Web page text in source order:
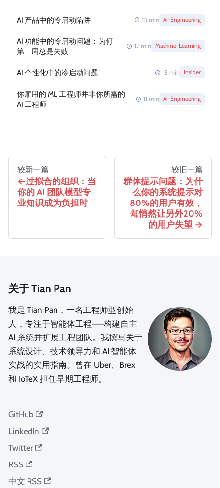
AI 产品中的冷启动陷阱 13 min Ai-Engineering
AI 功能中的冷启动问题：为何
第一周总是失败
12 min Machine-Learning
AI 个性化中的冷启动问题 13 min Insider
你雇用的 ML 工程师并非你所需的
AI 工程师
11 min Ai-Engineering
较新一篇
过拟合的组织：当
你的 AI 团队模型专
业知识成为负担时
较旧一篇
群体提示问题：为什
么你的系统提示对
80%的用户有效，
却悄然让另外20%
的用户失望
关于 Tian Pan
我是 Tian Pan，一名工程师型创始
人，专注于智能体工程——构建自主
AI 系统并扩展工程团队。我撰写关于
系统设计、技术领导力和 AI 智能体
实战的实用指南。曾在 Uber、Brex
和 IoTeX 担任早期工程师。
GitHub
LinkedIn
Twitter
RSS
中文 RSS